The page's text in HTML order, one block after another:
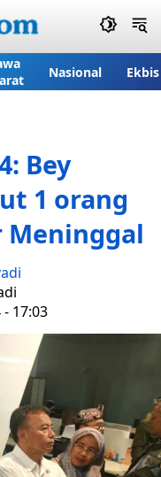
Nasional Ekbis
Bey
1 orang
Meninggal
17:03